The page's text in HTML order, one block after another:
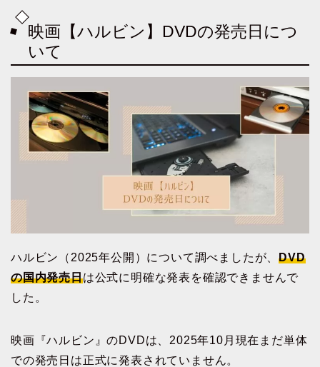
映画【ハルビン】DVDの発売日につ
いて
ハルビン（2025年公開）について調べましたが、DVD
の国内発売日は公式に明確な発表を確認できませんで
した。
映画『ハルビン』のDVDは、2025年10月現在まだ単体
での発売日は正式に発表されていません。